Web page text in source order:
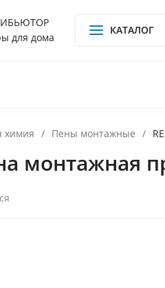
для дома
КАТАЛОГ
химия / Пены монтажные /
монтажная